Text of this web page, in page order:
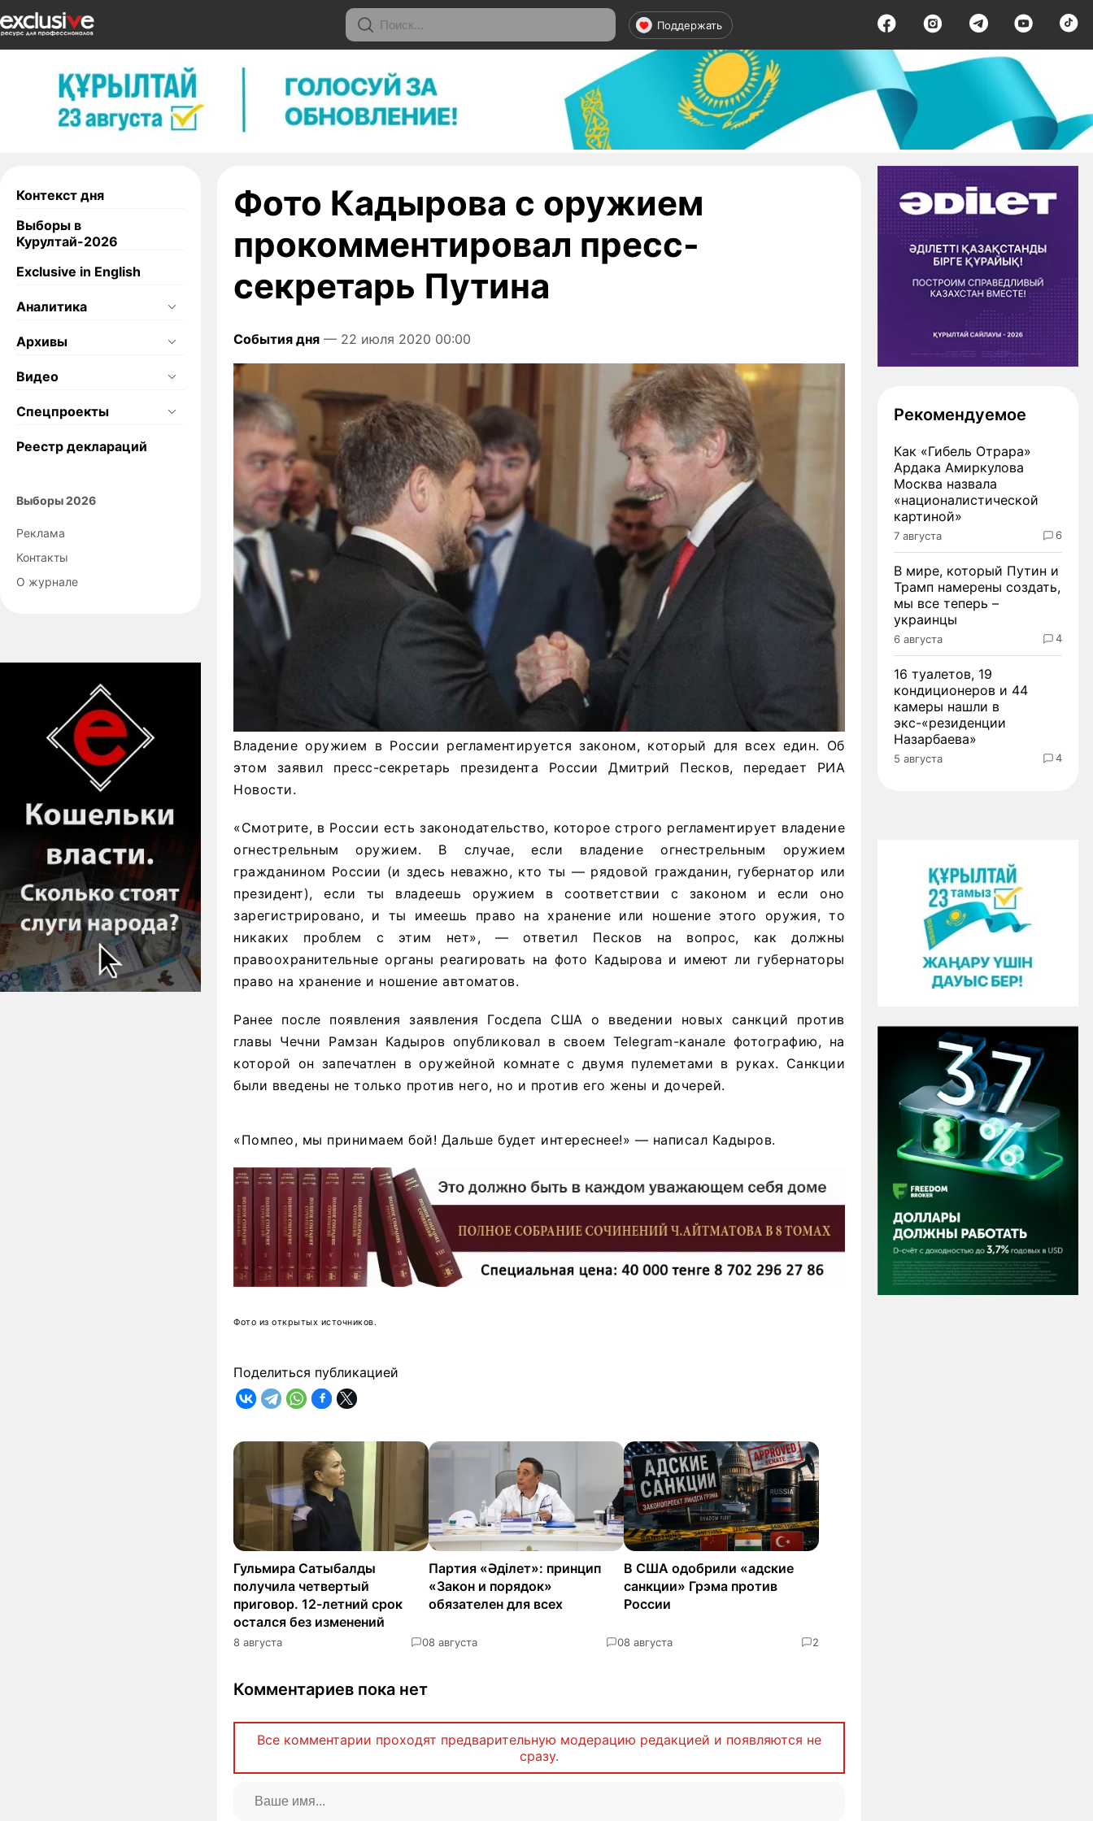
Поддержать
Контекст дня
Выборы в
Курултай-2026
Exclusive in English
Аналитика
Архивы
Видео
Спецпроекты
Реестр деклараций
Выборы 2026
Реклама
Контакты
О журнале
Фото Кадырова с оружием
прокомментировал пресс-
секретарь Путина
События дня — 22 июля 2020 00:00
Владение оружием в России регламентируется законом, который для всех един. Об
этом заявил пресс-секретарь президента России Дмитрий Песков, передает РИА
Новости.
«Смотрите, в России есть законодательство, которое строго регламентирует владение
огнестрельным оружием. В случае, если владение огнестрельным оружием
гражданином России (и здесь неважно, кто ты — рядовой гражданин, губернатор или
президент), если ты владеешь оружием в соответствии с законом и если оно
зарегистрировано, и ты имеешь право на хранение или ношение этого оружия, то
никаких проблем с этим нет», — ответил Песков на вопрос, как должны
правоохранительные органы реагировать на фото Кадырова и имеют ли губернаторы
право на хранение и ношение автоматов.
Ранее после появления заявления Госдепа США о введении новых санкций против
главы Чечни Рамзан Кадыров опубликовал в своем Telegram-канале фотографию, на
которой он запечатлен в оружейной комнате с двумя пулеметами в руках. Санкции
были введены не только против него, но и против его жены и дочерей.
«Помпео, мы принимаем бой! Дальше будет интереснее!» — написал Кадыров.
Фото из открытых источников.
Поделиться публикацией
Гульмира Сатыбалды
получила четвертый
приговор. 12-летний срок
остался без изменений
8 августа 0
Партия «Әділет»: принцип
«Закон и порядок»
обязателен для всех
8 августа 0
В США одобрили «адские
санкции» Грэма против
России
8 августа 2
Комментариев пока нет
Все комментарии проходят предварительную модерацию редакцией и появляются не
сразу.
Рекомендуемое
Как «Гибель Отрара»
Ардака Амиркулова
Москва назвала
«националистической
картиной»
7 августа 6
В мире, который Путин и
Трамп намерены создать,
мы все теперь –
украинцы
6 августа 4
16 туалетов, 19
кондиционеров и 44
камеры нашли в
экс-«резиденции
Назарбаева»
5 августа 4